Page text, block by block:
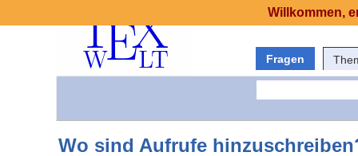
Fragen
Wo sind Aufrufe
Willkommen,